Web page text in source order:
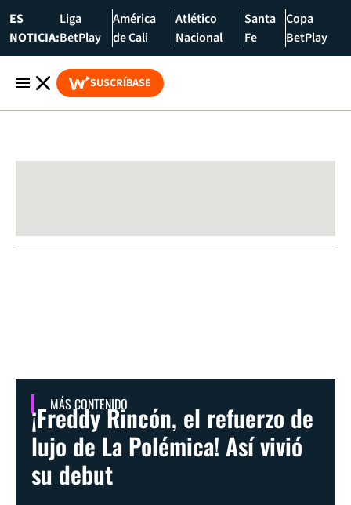
ES
NOTICIA:
Liga
BetPlay
América
de Cali
Atlético
Nacional
Santa
Fe
Copa
BetPlay
SUSCRÍBASE
MÁS CONTENIDO
¡Freddy Rincón, el refuerzo de
lujo de La Polémica! Así vivió
su debut